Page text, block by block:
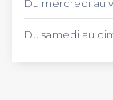
mobilier est
événement. La
accueillir
dispose d'une
Du mercredi au
Du samedi au